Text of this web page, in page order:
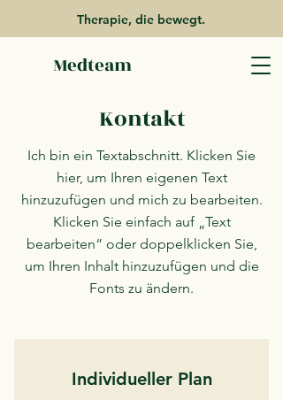
Therapie, die bewegt.
Medteam
Kontakt
Ich bin ein Textabschnitt. Klicken Sie
hier, um Ihren eigenen Text
hinzuzufügen und mich zu bearbeiten.
Klicken Sie einfach auf „Text
bearbeiten“ oder doppelklicken Sie,
um Ihren Inhalt hinzuzufügen und die
Fonts zu ändern.
Individueller Plan